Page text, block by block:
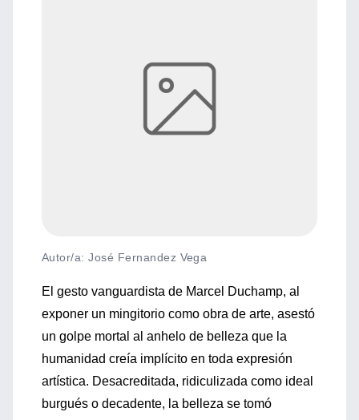
Autor/a: José Fernandez Vega
El gesto vanguardista de Marcel Duchamp, al
exponer un mingitorio como obra de arte, asestó
un golpe mortal al anhelo de belleza que la
humanidad creía implícito en toda expresión
artística. Desacreditada, ridiculizada como ideal
burgués o decadente, la belleza se tomó